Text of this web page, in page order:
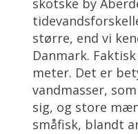
større, end vi
Danmark.
meter. Det er
vandmasser,
sig, og store
småfisk, blandt